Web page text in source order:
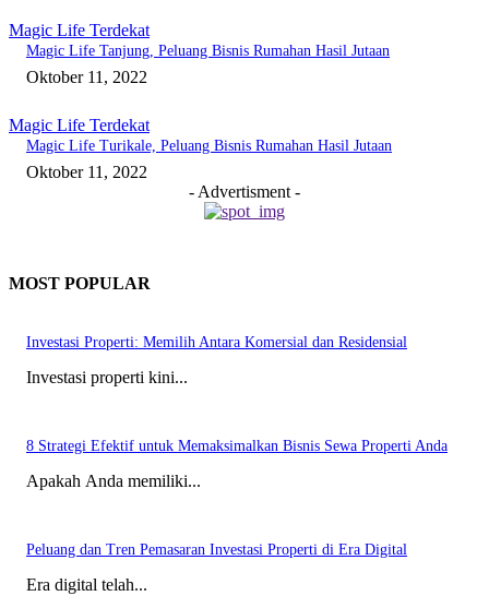
Magic Life Terdekat
Magic Life Tanjung, Peluang Bisnis Rumahan Hasil Jutaan
Oktober 11, 2022
Magic Life Terdekat
Magic Life Turikale, Peluang Bisnis Rumahan Hasil Jutaan
Oktober 11, 2022
- Advertisment -
MOST POPULAR
Investasi Properti: Memilih Antara Komersial dan Residensial
Investasi properti kini...
8 Strategi Efektif untuk Memaksimalkan Bisnis Sewa Properti Anda
Apakah Anda memiliki...
Peluang dan Tren Pemasaran Investasi Properti di Era Digital
Era digital telah...